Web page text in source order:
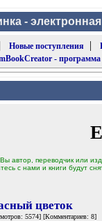
-
Новые поступления |
-
автор, переводчик или
с нами и книги будут
цветок
5574] [Комментариев: 8]